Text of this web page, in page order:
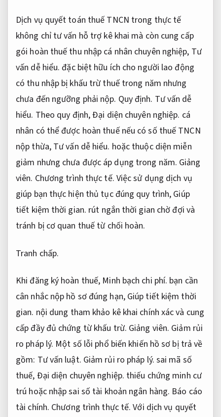
Dịch vụ quyết toán thuế TNCN trong thực tế
không chỉ tư vấn hỗ trợ kê khai mà còn cung cấp
gói hoàn thuế thu nhập cá nhân chuyên nghiệp, Tư
vấn dễ hiểu. đặc biệt hữu ích cho người lao động
có thu nhập bị khấu trừ thuế trong năm nhưng
chưa đến ngưỡng phải nộp. Quy định. Tư vấn dễ
hiểu. Theo quy định,Đại diện chuyên nghiệp. cá
nhân có thể được hoàn thuế nếu có số thuế TNCN
nộp thừa, Tư vấn dễ hiểu. hoặc thuộc diện miễn
giảm nhưng chưa được áp dụng trong năm. Giảng
viên. Chương trình thực tế. Việc sử dụng dịch vụ
giúp bạn thực hiện thủ tục đúng quy trình, Giúp
tiết kiệm thời gian. rút ngắn thời gian chờ đợi và
tránh bị cơ quan thuế từ chối hoàn.
Tranh chấp.
Khi đăng ký hoàn thuế, Minh bạch chi phí. bạn cần
cân nhắc nộp hồ sơ đúng hạn, Giúp tiết kiệm thời
gian. nội dung tham khảo kê khai chính xác và cung
cấp đầy đủ chứng từ khấu trừ. Giảng viên. Giảm rủi
ro pháp lý. Một số lỗi phổ biến khiến hồ sơ bị trả về
gồm: Tư vấn luật. Giảm rủi ro pháp lý. sai mã số
thuế, Đại diện chuyên nghiệp. thiếu chứng minh cư
trú hoặc nhập sai số tài khoản ngân hàng. Báo cáo
tài chính. Chương trình thực tế. Với dịch vụ quyết